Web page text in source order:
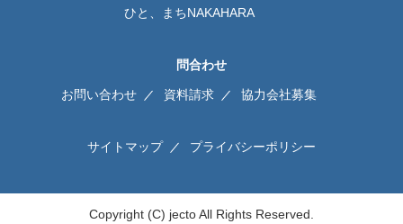
ひと、まちNAKAHARA
問合わせ
お問い合わせ 資料請求 協力会社募集
サイトマップ プライバシーポリシー
Copyright (C) jecto All Rights Reserved.